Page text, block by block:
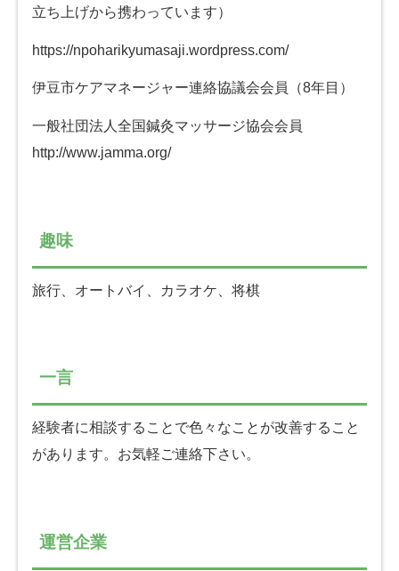
立ち上げから携わっています）
https://npoharikyumasaji.wordpress.com/
伊豆市ケアマネージャー連絡協議会会員（8年目）
一般社団法人全国鍼灸マッサージ協会会員
http://www.jamma.org/
趣味
旅行、オートバイ、カラオケ、将棋
一言
経験者に相談することで色々なことが改善すること
があります。お気軽ご連絡下さい。
運営企業